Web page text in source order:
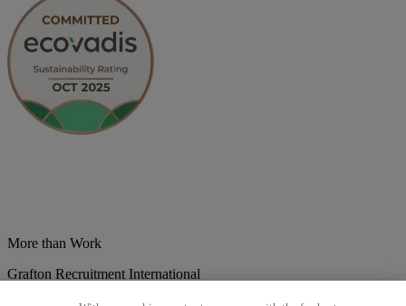
More than Work
Grafton Recruitment International